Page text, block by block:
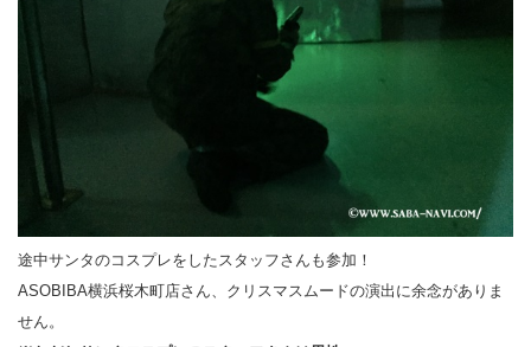
途中サンタのコスプレをしたスタッフさんも参加！
ASOBIBA横浜桜木町店さん、クリスマスムードの演出に余念がありま
せん。